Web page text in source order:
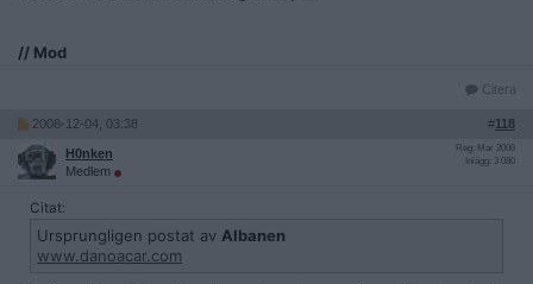
// Mod
Citera
2008-12-04, 03:38 #118
H0nken
Medlem
Reg: Mar 2006
Inlägg: 3 080
Citat:
Ursprungligen postat av Albanen
www.danoacar.com